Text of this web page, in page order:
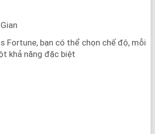
Fortune, bạn có thể chọn chế độ, mỗi
khả năng đặc biệt